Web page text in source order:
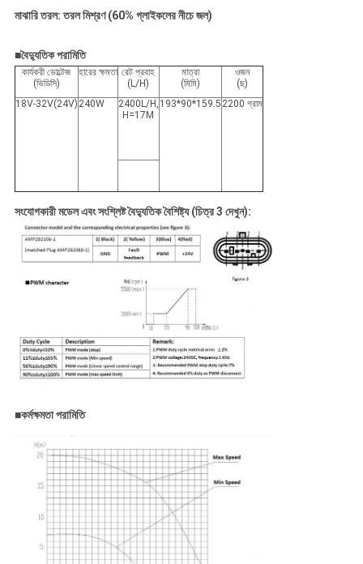
মাঝারি তরল: তরল মিশ্রণ (60% গ্লাইকলের নীচে জল)
■বৈদ্যুতিক পরামিতি
কার্যকরী ভোল্টেজ
(ভিডিসি)
হারের ক্ষমতা রেট প্রবাহ
(L/H)
মাত্রা
(মিমি)
ওজন
(ছ)
18V-32V(24V) 240W
2400L/H,
H=17M
193*90*159.5 2200 গ্রাম
সংযোগকারী মডেল এবং সংশ্লিষ্ট বৈদ্যুতিক বৈশিষ্ট্য (চিত্র 3 দেখুন):
■কর্মক্ষমতা পরামিতি